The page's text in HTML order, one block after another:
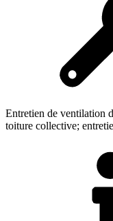
Entretien de ventilation
toiture collective;